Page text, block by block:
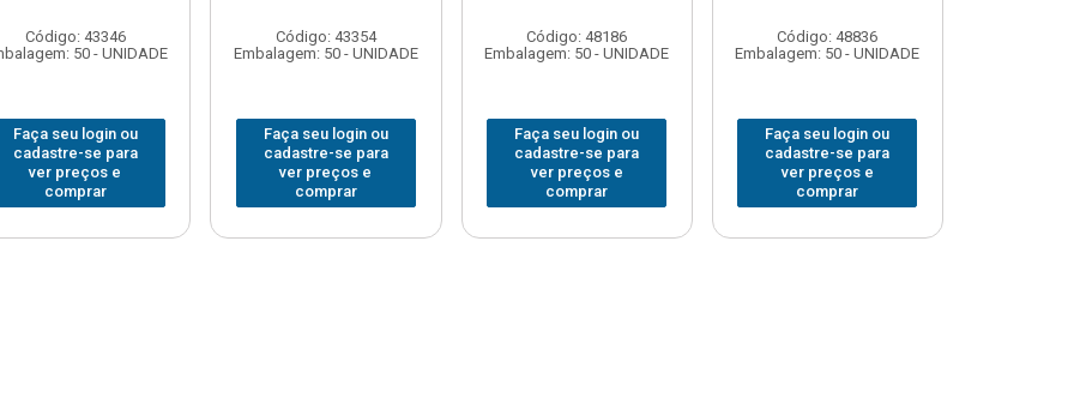
Código: 43346
50 - UNIDADE
Faça seu login ou
cadastre-se para
ver preços e
comprar
Código: 43354
Embalagem: 50 - UNIDADE
Faça seu login ou
cadastre-se para
ver preços e
comprar
Código: 48186
Embalagem: 50 - UNIDADE
Faça seu login ou
cadastre-se para
ver preços e
comprar
Código: 48836
Embalagem: 50 - UNIDADE
Faça seu login ou
cadastre-se para
ver preços e
comprar